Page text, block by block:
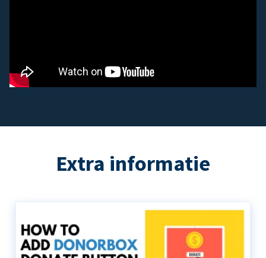
Extra informatie